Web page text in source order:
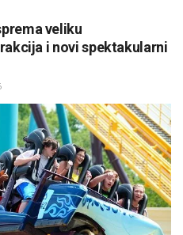
veliku
i novi spektakularni